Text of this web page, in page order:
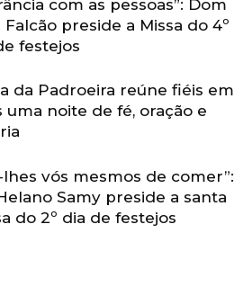
com as pessoas”: Dom
Falcão preside a Missa do 4º
festejos
da Padroeira reúne fiéis em
uma noite de fé, oração e
lhes vós mesmos de comer”:
Samy preside a santa
do 2º dia de festejos